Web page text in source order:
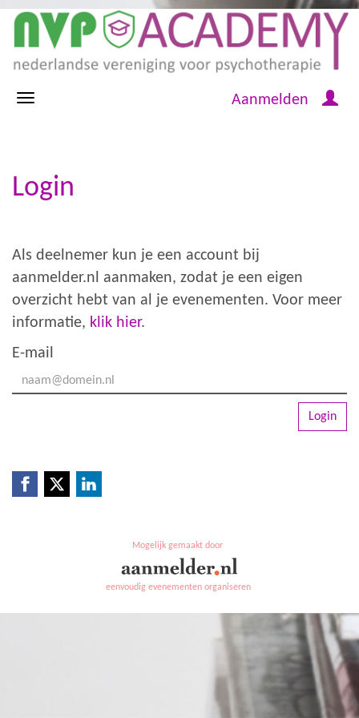
Aanmelden
Login
Als deelnemer kun je een account bij
aanmelder.nl aanmaken, zodat je een eigen
overzicht hebt van al je evenementen. Voor meer
informatie, klik hier.
E-mail
Login
Mogelijk gemaakt door
eenvoudig evenementen organiseren